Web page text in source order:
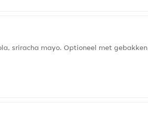
sriracha mayo. Optioneel met gebakken